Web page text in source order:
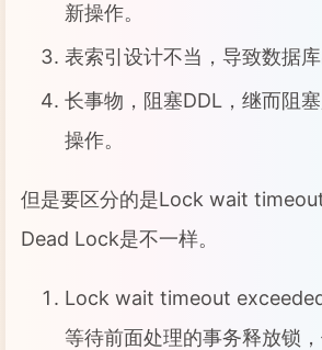
新操作。
表索引设计不当，导致数据库
长事物，阻塞DDL，继而阻
操作。
但是要区分的是Lock wait
Dead Lock是不一样。
Lock wait timeout
等待前面处理的事务释放锁